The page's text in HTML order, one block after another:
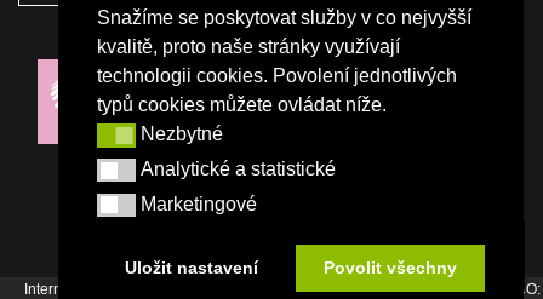
Snažíme se poskytovat služby v co nejvyšší
kvalitě, proto naše stránky využívají
technologii cookies. Povolení jednotlivých
typů cookies můžete ovládat níže.
NezbytnéNezbytné
Analytické a statistické
Analytické a statistické
Marketingové
Marketingové
Uložit nastavení Povolit všechny
NAŠI PARTNEŘI
Internetový magazín Žena v autě vydává vydavatelství Srdce Evropy s.r.o., IČO: